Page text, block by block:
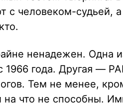
с человеком-судьей,
ненадежен. Одна
1966 года. Другая —
Тем не менее,
что не способны.